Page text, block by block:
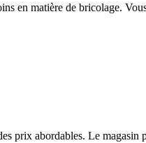
en matière de bricolage.
abordables. Le magasin